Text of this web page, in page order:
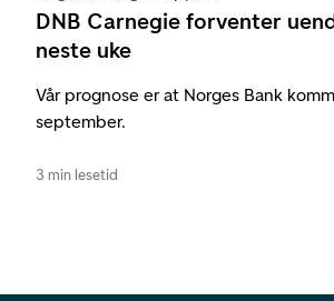
DNB Carnegie forventer
neste uke
Vår prognose er at Norges Bank
september.
3 min lesetid